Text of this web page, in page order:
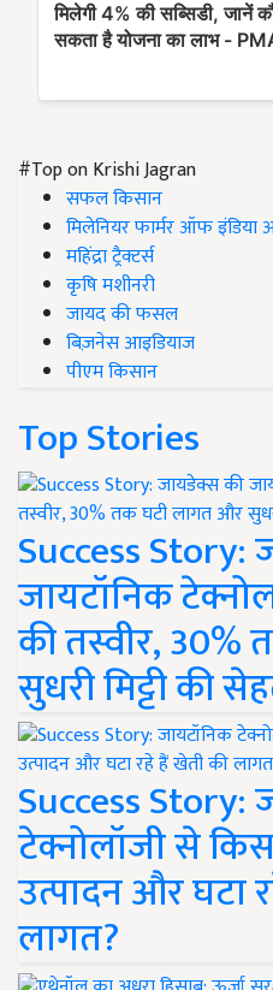
#Top on Krishi Jagran
सफल किसान
मिलेनियर फार्मर ऑफ इंडिया
महिंद्रा ट्रैक्टर्स
कृषि मशीनरी
जायद की फसल
बिज़नेस आइडियाज
पीएम किसान
Top Stories
Success Story:
जायटॉनिक
की तस्वीर,
सुधरी मिट्टी की
Success Story:
टेक्नोलॉजी से
उत्पादन और घटा
लागत?